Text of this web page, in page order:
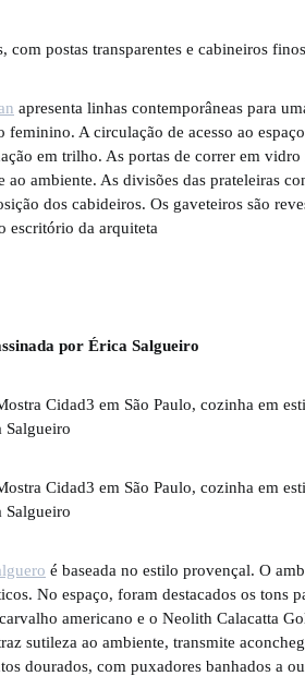
apresenta linhas contemporâneas para
feminino. A circulação de acesso ao
em trilho. As portas de correr em vidro
ao ambiente. As divisões das prateleiras
dos cabideiros. Os gaveteiros são
escritório da arquiteta
por Érica Salgueiro
é baseada no estilo provençal. O
No espaço, foram destacados os tons
americano e o Neolith Calacatta
sutileza ao ambiente, transmite
dourados, com puxadores banhados a